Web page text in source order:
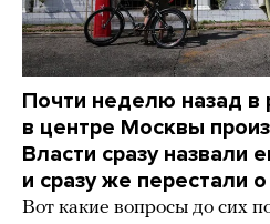
Почти неделю назад в
в центре Москвы
Власти сразу назвали
и сразу же перестали
Вот какие вопросы до сих